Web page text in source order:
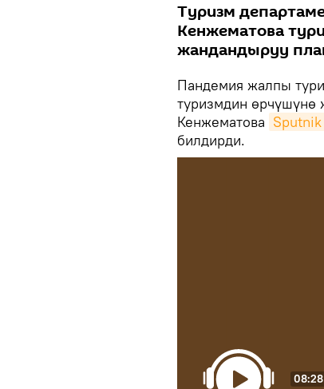
Туризм
Кенжематова
жандандыруу
Пандемия жалпы
туризмдин өрчүшүнө
Кенжематова
билдирди.
08:28